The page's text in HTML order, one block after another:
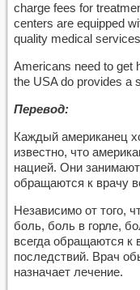
charge fees for
centers are equipped
quality medical
Americans need to get
the USA do provides a
Перевод:
Каждый американец
известно, что
нацией. Они
обращаются к врачу
Независимо от того,
боль, боль в горле,
всегда обращаются к
последствий. Врач
назначает лечение.